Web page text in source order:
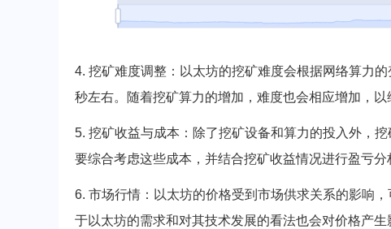
4. 挖矿难度调整：以太坊的挖矿难度会根据网络算力
秒左右。随着挖矿算力的增加，难度也会相应增加，以
5. 挖矿收益与成本：除了挖矿设备和算力的投入外，
要综合考虑这些成本，并结合挖矿收益情况进行盈亏分
6. 市场行情：以太坊的价格受到市场供求关系的影响
于以太坊的需求和对其技术发展的看法也会对价格产生